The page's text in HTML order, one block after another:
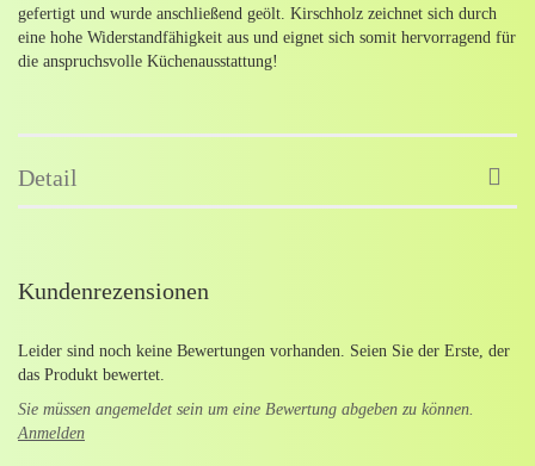
gefertigt und wurde anschließend geölt. Kirschholz zeichnet sich durch
eine hohe Widerstandfähigkeit aus und eignet sich somit hervorragend für
die anspruchsvolle Küchenausstattung!
Detail
Kundenrezensionen
Leider sind noch keine Bewertungen vorhanden. Seien Sie der Erste, der
das Produkt bewertet.
Sie müssen angemeldet sein um eine Bewertung abgeben zu können.
Anmelden